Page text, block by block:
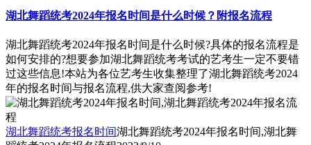
湖北舞蹈统考2024年报名时间是什么时候？附报名流程
湖北舞蹈统考2024年报名时间是什么时候?具体的报名流程是
如何安排的?想要参加湖北舞蹈统考考试的艺考生一定不要错
过这些信息!本站为各位艺考生收集整理了湖北舞蹈统考2024
年的报名时间与报名流程,供大家查阅参考!
湖北舞蹈统考报名时间湖北舞蹈统考2024年报名时间,湖北舞